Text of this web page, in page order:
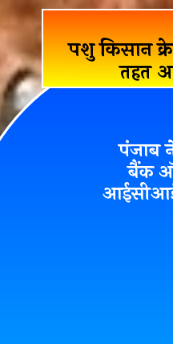
पशु किसान
तहत
पंजाब
बैंक